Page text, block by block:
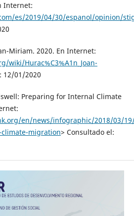
Internet:
es/2019/04/30/espanol/opinion/
Miriam. 2020. En Internet:
wiki/Hurac%C3%A1n_Joan-
12/01/2020
Preparing for Internal Climate
en/news/infographic/2018/03/
migration> Consultado el: